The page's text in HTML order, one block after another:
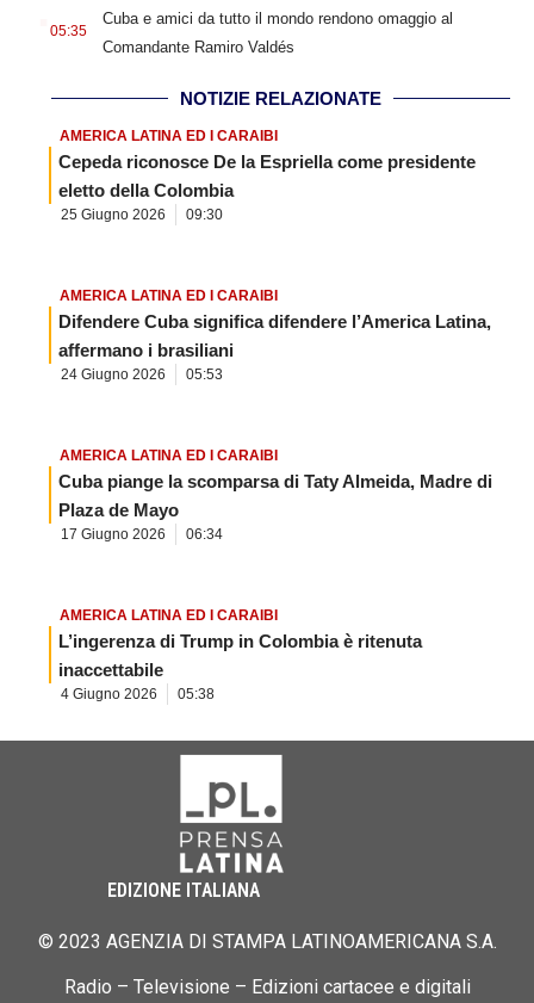
05:35
Cuba e amici da tutto il mondo rendono omaggio al
Comandante Ramiro Valdés
NOTIZIE RELAZIONATE
AMERICA LATINA ED I CARAIBI
Cepeda riconosce De la Espriella come presidente
eletto della Colombia
25 Giugno 2026 09:30
AMERICA LATINA ED I CARAIBI
Difendere Cuba significa difendere l’America Latina,
affermano i brasiliani
24 Giugno 2026 05:53
AMERICA LATINA ED I CARAIBI
Cuba piange la scomparsa di Taty Almeida, Madre di
Plaza de Mayo
17 Giugno 2026 06:34
AMERICA LATINA ED I CARAIBI
L’ingerenza di Trump in Colombia è ritenuta
inaccettabile
4 Giugno 2026 05:38
EDIZIONE ITALIANA
© 2023 AGENZIA DI STAMPA LATINOAMERICANA S.A.
Radio – Televisione – Edizioni cartacee e digitali